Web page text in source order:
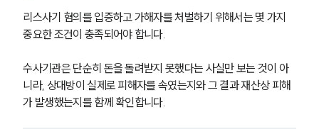
리스사기 혐의를 입증하고 가해자를 처벌하기 위해서는 몇 가지
중요한 조건이 충족되어야 합니다.
수사기관은 단순히 돈을 돌려받지 못했다는 사실만 보는 것이 아
니라, 상대방이 실제로 피해자를 속였는지와 그 결과 재산상 피해
가 발생했는지를 함께 확인합니다.